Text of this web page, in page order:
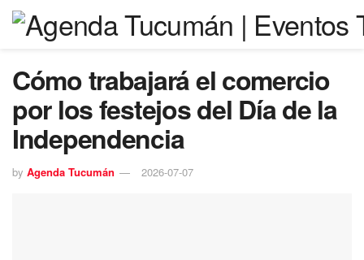
Cómo trabajará el comercio
por los festejos del Día de la
Independencia
by Agenda Tucumán 2026-07-07